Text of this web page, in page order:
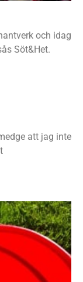
och idag
Söt&Het.
att jag inte